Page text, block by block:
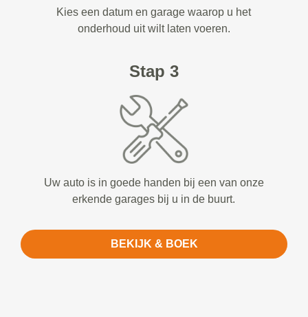
Kies een datum en garage waarop u het
onderhoud uit wilt laten voeren.
Stap 3
Uw auto is in goede handen bij een van onze
erkende garages bij u in de buurt.
BEKIJK & BOEK